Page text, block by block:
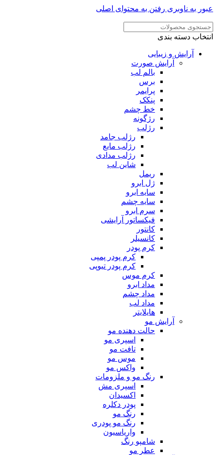
عبور به ناوبری رفتن به محتوای اصلی
انتخاب دسته بندی
آرایش و زیبایی
آرایش صورت
بالم لب
برس
پرایمر
پنکک
خط چشم
رژگونه
رژلب
رژلب جامد
رژلب مایع
رژلب مدادی
شاین لب
ریمل
ژل ابرو
سایه ابرو
سایه چشم
سرم ابرو
فیکساتور آرایشی
کانتور
کانسیلر
کرم پودر
کرم پودر پمپی
کرم پودر تیوپی
کرم موس
مداد ابرو
مداد چشم
مداد لب
هایلایتر
آرایش مو
حالت دهنده مو
اسپری مو
تافت مو
موس مو
واکس مو
رنگ مو و ملزومات
اسپری مش
اکسیدان
پودر دکلره
رنگ مو
رنگ مو پودری
واریاسیون
شامپو رنگ
عطر مو